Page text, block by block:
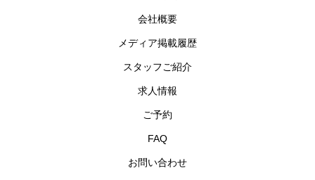
会社概要
メディア掲載履歴
スタッフご紹介
求人情報
ご予約
FAQ
お問い合わせ